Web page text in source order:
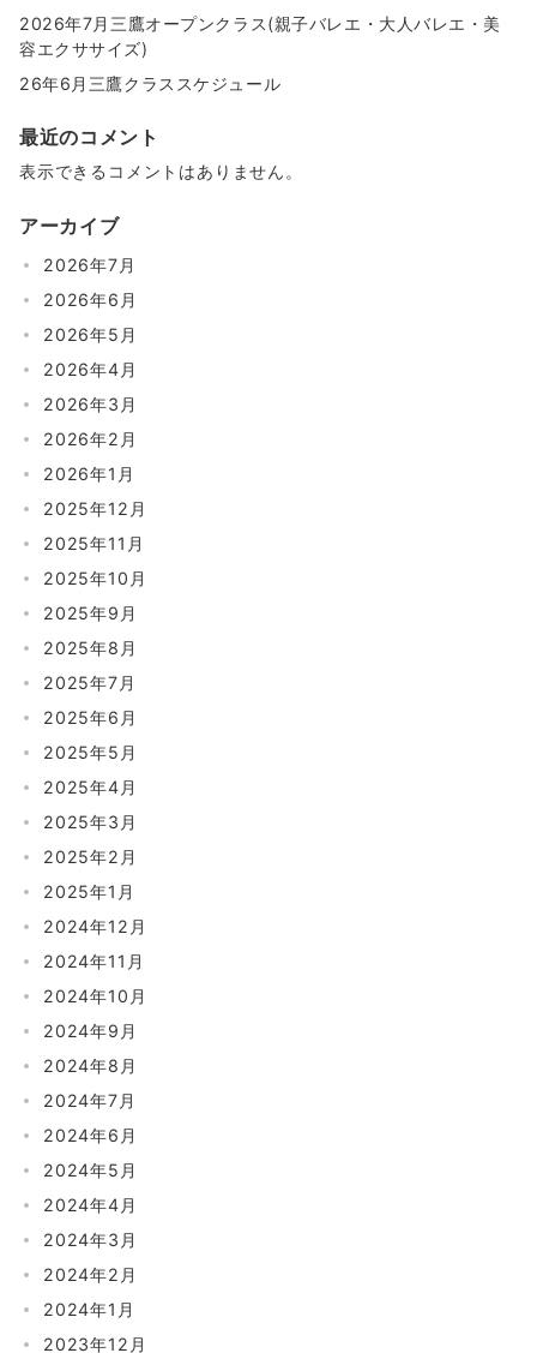
2026年7月三鷹オープンクラス(親子バレエ・大人バレエ・美
容エクササイズ)
26年6月三鷹クラススケジュール
最近のコメント
表示できるコメントはありません。
アーカイブ
2026年7月
2026年6月
2026年5月
2026年4月
2026年3月
2026年2月
2026年1月
2025年12月
2025年11月
2025年10月
2025年9月
2025年8月
2025年7月
2025年6月
2025年5月
2025年4月
2025年3月
2025年2月
2025年1月
2024年12月
2024年11月
2024年10月
2024年9月
2024年8月
2024年7月
2024年6月
2024年5月
2024年4月
2024年3月
2024年2月
2024年1月
2023年12月